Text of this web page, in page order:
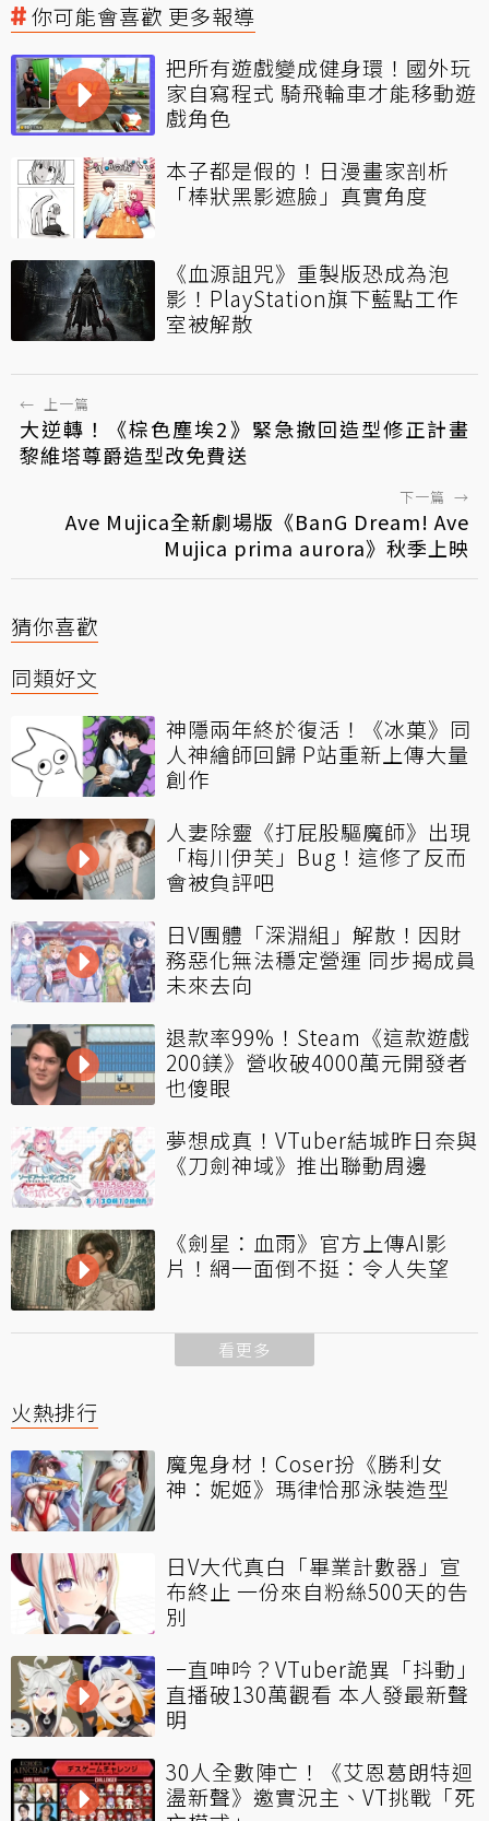
你可能會喜歡 更多報導
把所有遊戲變成健身環！國外玩
家自寫程式 騎飛輪車才能移動遊
戲角色
本子都是假的！日漫畫家剖析
「棒狀黑影遮臉」真實角度
《血源詛咒》重製版恐成為泡
影！PlayStation旗下藍點工作
室被解散
← 上一篇
大逆轉！《棕色塵埃2》緊急撤回造型修正計畫
黎維塔尊爵造型改免費送
下一篇 →
Ave Mujica全新劇場版《BanG Dream! Ave
Mujica prima aurora》秋季上映
猜你喜歡
同類好文
神隱兩年終於復活！《冰菓》同
人神繪師回歸 P站重新上傳大量
創作
人妻除靈《打屁股驅魔師》出現
「梅川伊芙」Bug！這修了反而
會被負評吧
日V團體「深淵組」解散！因財
務惡化無法穩定營運 同步揭成員
未來去向
退款率99%！Steam《這款遊戲
200鎂》營收破4000萬元開發者
也傻眼
夢想成真！VTuber結城昨日奈與
《刀劍神域》推出聯動周邊
《劍星：血雨》官方上傳AI影
片！網一面倒不挺：令人失望
看更多
火熱排行
魔鬼身材！Coser扮《勝利女
神：妮姬》瑪律恰那泳裝造型
日V大代真白「畢業計數器」宣
布終止 一份來自粉絲500天的告
別
一直呻吟？VTuber詭異「抖動」
直播破130萬觀看 本人發最新聲
明
30人全數陣亡！《艾恩葛朗特迴
盪新聲》邀實況主、VT挑戰「死